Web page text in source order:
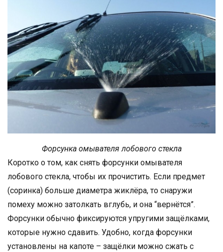
Форсунка омывателя лобового стекла
Коротко о том, как снять форсунки омывателя
лобового стекла, чтобы их прочистить. Если предмет
(соринка) больше диаметра жиклёра, то снаружи
помеху можно затолкать вглубь, и она “вернётся”.
Форсунки обычно фиксируются упругими защёлками,
которые нужно сдавить. Удобно, когда форсунки
установлены на капоте – защёлки можно сжать с